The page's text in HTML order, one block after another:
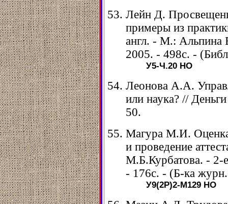
Лейн Д.
примеры из
англ. - М.: Альпина
2005. - 498с. -
У5-Ч.20 НО
Леонова А.А.
или наука? //
50.
Магура М.И. Оценка
и проведение
М.Б.Курбатова. - 2-
- 176с. - (Б-ка
У9(2Р)2-М129 НО